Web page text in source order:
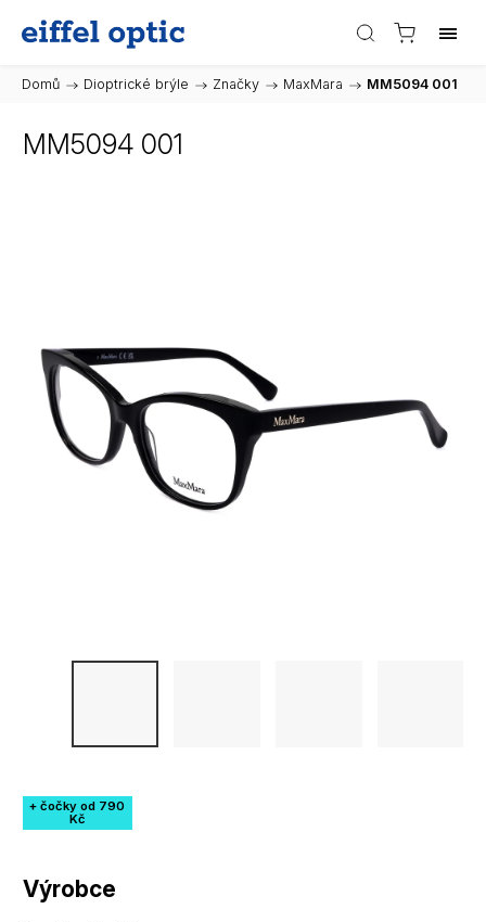
Domů / Dioptrické brýle / Značky / MaxMara / MM5094 001
MM5094 001
Výrobce
+ čočky od 790
Kč